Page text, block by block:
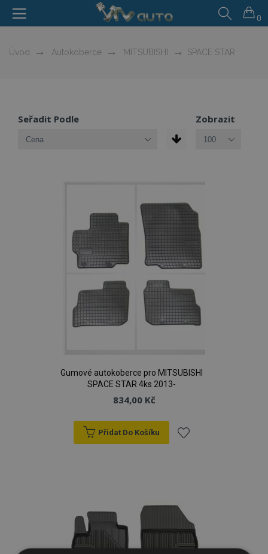
0
Úvod Autokoberce MITSUBISHI SPACE STAR
Seřadit Podle Zobrazit
Gumové autokoberce pro MITSUBISHI
SPACE STAR 4ks 2013-
834,00 Kč
Přidat Do Košíku
oblíbeným